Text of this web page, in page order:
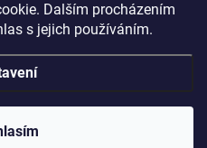
Dalším procházením
s jejich používáním.
webu
. Všechna práva vyhrazena.